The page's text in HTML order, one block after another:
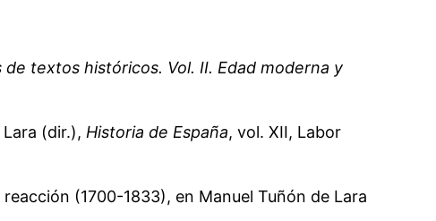
textos históricos. Vol. II. Edad moderna y
(dir.), Historia de España, vol. XII, Labor
(1700-1833), en Manuel Tuñón de Lara